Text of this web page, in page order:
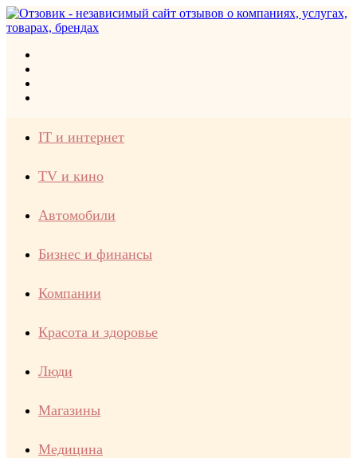
IT и интернет
TV и кино
Автомобили
Бизнес и финансы
Компании
Красота и здоровье
Люди
Магазины
Медицина